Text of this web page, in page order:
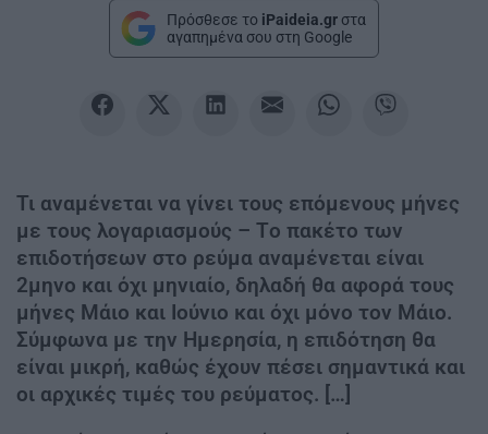
Πρόσθεσε το iPaideia.gr στα
αγαπημένα σου στη Google
Τι αναμένεται να γίνει τους επόμενους μήνες
με τους λογαριασμούς – Tο πακέτο των
επιδοτήσεων στο ρεύμα αναμένεται είναι
2μηνο και όχι μηνιαίο, δηλαδή θα αφορά τους
μήνες Μάιο και Ιούνιο και όχι μόνο τον Μάιο.
Σύμφωνα με την Ημερησία, η επιδότηση θα
είναι μικρή, καθώς έχουν πέσει σημαντικά και
οι αρχικές τιμές του ρεύματος. […]